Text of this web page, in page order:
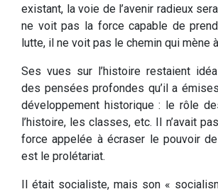
existant, la voie de l’avenir radieux
ne voit pas la force capable de
lutte, il ne voit pas le chemin qui mène
Ses vues sur l’histoire restaient
des pensées profondes qu’il a
développement historique : le rôle
l’histoire, les classes, etc. Il n’avait
force appelée à écraser le pouvoir
est le prolétariat.
Il était socialiste, mais son «